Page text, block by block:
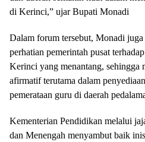
di Kerinci,” ujar Bupati Monadi
Dalam forum tersebut, Monadi
perhatian pemerintah pusat
Kerinci yang menantang, sehingga
afirmatif terutama dalam
pemerataan guru di daerah
Kementerian Pendidikan melalui
dan Menengah menyambut baik